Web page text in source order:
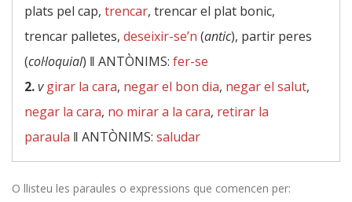
plats pel cap, trencar, trencar el plat bonic,
trencar palletes, deseixir-se’n (antic), partir peres
(col·loquial) ‖ ANTÒNIMS: fer-se
2.v girar la cara, negar el bon dia, negar el salut,
negar la cara, no mirar a la cara, retirar la
paraula ‖ ANTÒNIMS: saludar
O llisteu les paraules o expressions que comencen per: